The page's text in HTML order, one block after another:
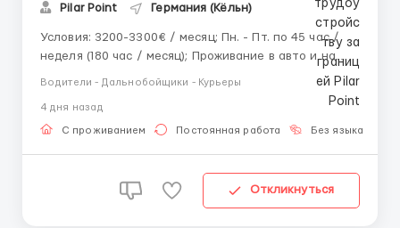
Pilar Point Германия (Кёльн)
Условия: 3200-3300€ / месяц; Пн. - Пт. по 45 час /
неделя (180 час / месяц); Проживание в авто и на
базе (бесплатно); Работа на Mercedes-Benz Actros,
Обязанности: Рейсы по Германии; Перевозка
палетов, иногда помощь в выгру...
Водители - Дальнобойщики - Курьеры
4 дня назад
С проживанием Постоянная работа Без языка
Откликнуться